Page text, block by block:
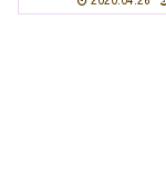
多く鮮やかな石楠花
なり、私の好きな花